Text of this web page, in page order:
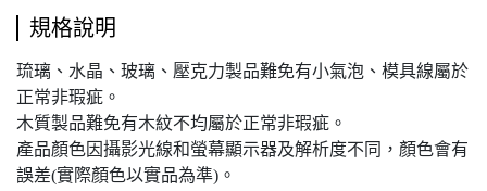
規格說明
琉璃、水晶、玻璃、壓克力製品難免有小氣泡、模具線屬於
正常非瑕疵。
木質製品難免有木紋不均屬於正常非瑕疵。
產品顏色因攝影光線和螢幕顯示器及解析度不同，顏色會有
誤差(實際顏色以實品為準)。